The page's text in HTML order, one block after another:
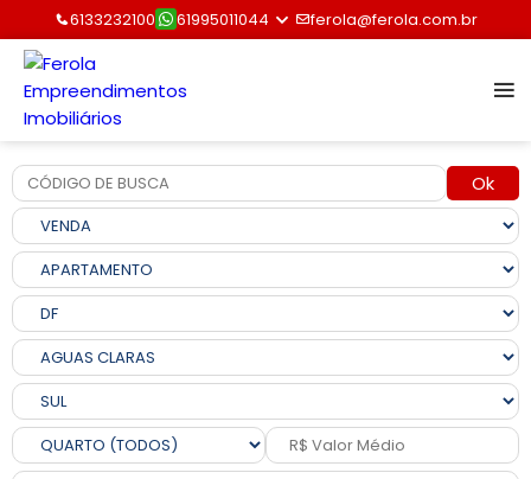
6133232100 61995011044 ferola@ferola.com.br
Ok